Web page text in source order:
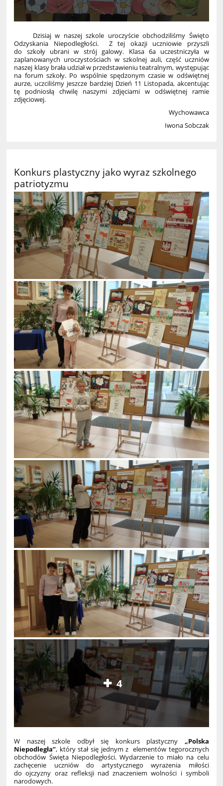
Dzisiaj w naszej szkole uroczyście obchodziliśmy Święto
Odzyskania Niepodległości.
Z tej okazji uczniowie przyszli
do szkoły ubrani w strój galowy. Klasa 6a uczestniczyła w
zaplanowanych uroczystościach w szkolnej auli, część uczniów
naszej klasy brała udział w przedstawieniu teatralnym, występując
na forum szkoły. Po wspólnie spędzonym czasie w odświętnej
aurze, uczciliśmy jeszcze bardziej Dzień 11 Listopada, akcentując
tę podniosłą chwilę naszymi zdjęciami w odświętnej ramie
zdjęciowej.
Wychowawca
Iwona Sobczak
Konkurs plastyczny jako wyraz szkolnego
patriotyzmu
4
W naszej szkole odbył się konkurs plastyczny „Polska
Niepodległa”, który stał się jednym z elementów tegorocznych
obchodów Święta Niepodległości. Wydarzenie to miało na celu
zachęcenie uczniów do artystycznego wyrażenia miłości
do ojczyzny oraz refleksji nad znaczeniem wolności i symboli
narodowych.